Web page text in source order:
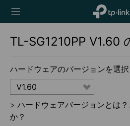
TP-Link,
Reliably
TL-SG1210PP V1.60
ハードウェアのバージョンを選
V1.60
> ハードウェアバージョンとは
か？